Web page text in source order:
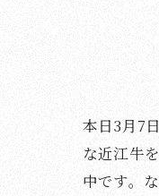
本日3月7
な近江牛
中です。